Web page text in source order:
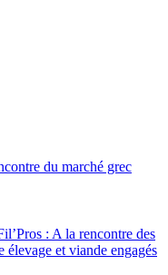
du marché grec
: A la rencontre des
élevage et viande engagés